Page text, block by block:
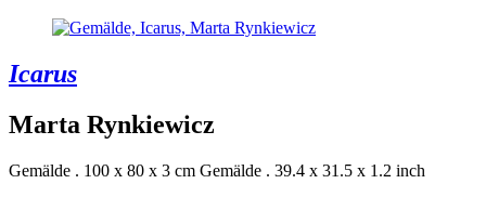
Icarus
Marta Rynkiewicz
Gemälde . 100 x 80 x 3 cm Gemälde . 39.4 x 31.5 x 1.2 inch